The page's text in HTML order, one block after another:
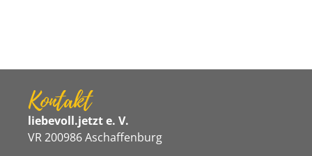
Kontakt
liebevoll.jetzt e. V.
VR 200986 Aschaffenburg